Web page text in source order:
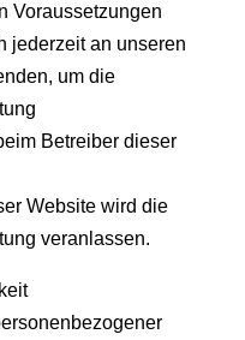
Voraussetzungen
jederzeit an unseren
um die
Betreiber dieser
Website wird die
veranlassen.